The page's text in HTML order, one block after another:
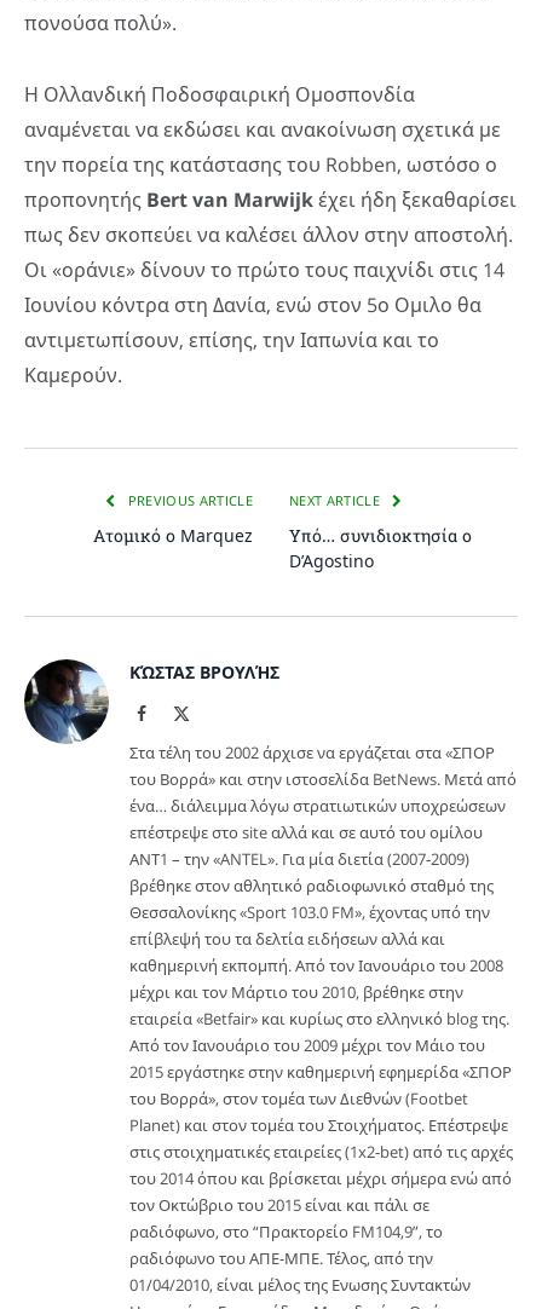
πονούσα πολύ».
Η Ολλανδική Ποδοσφαιρική Ομοσπονδία
αναμένεται να εκδώσει και ανακοίνωση σχετικά με
την πορεία της κατάστασης του Robben, ωστόσο ο
προπονητής Bertvan Marwijkέχει ήδη ξεκαθαρίσει
πως δεν σκοπεύει να καλέσει άλλον στην αποστολή.
Οι «οράνιε» δίνουν το πρώτο τους παιχνίδι στις 14
Ιουνίου κόντρα στη Δανία, ενώ στον 5ο Ομιλο θα
αντιμετωπίσουν, επίσης, την Ιαπωνία και το
Καμερούν.
PREVIOUS ARTICLE
Ατομικό ο Marquez
NEXT ARTICLE
Υπό… συνιδιοκτησία ο
D’Agostino
ΚΏΣΤΑΣ ΒΡΟΥΛΉΣ
Facebook
Στα τέλη του 2002 άρχισε να εργάζεται στα «ΣΠΟΡ
του Βορρά» και στην ιστοσελίδα BetNews. Μετά από
ένα… διάλειμμα λόγω στρατιωτικών υποχρεώσεων
επέστρεψε στο site αλλά και σε αυτό του ομίλου
ΑΝΤ1 – την «ANTEL». Για μία διετία (2007-2009)
βρέθηκε στον αθλητικό ραδιοφωνικό σταθμό της
Θεσσαλονίκης «Sport 103.0 FM», έχοντας υπό την
επίβλεψή του τα δελτία ειδήσεων αλλά και
καθημερινή εκπομπή. Από τον Ιανουάριο του 2008
μέχρι και τον Μάρτιο του 2010, βρέθηκε στην
εταιρεία «Betfair» και κυρίως στο ελληνικό blog της.
Από τον Ιανουάριο του 2009 μέχρι τον Μάιο του
2015 εργάστηκε στην καθημερινή εφημερίδα «ΣΠΟΡ
του Βορρά», στον τομέα των Διεθνών (Footbet
Planet) και στον τομέα του Στοιχήματος. Επέστρεψε
στις στοιχηματικές εταιρείες (1x2-bet) από τις αρχές
του 2014 όπου και βρίσκεται μέχρι σήμερα ενώ από
τον Οκτώβριο του 2015 είναι και πάλι σε
ραδιόφωνο, στο “Πρακτορείο FM104,9”, το
ραδιόφωνο του ΑΠΕ-ΜΠΕ. Τέλος, από την
01/04/2010, είναι μέλος της Ενωσης Συντακτών